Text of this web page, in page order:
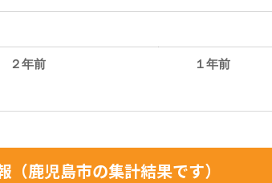
２年前 １年前
鹿児島市の集計結果です）